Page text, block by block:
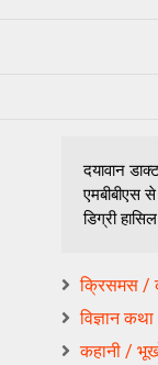
दयावान
एमबीबीएस
डिग्री
क्रिसमस /
विज्ञान
कहानी /